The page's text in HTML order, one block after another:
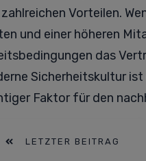
Vorteilen.
und einer höheren
das
Sicherheitskultur
Faktor für den
LETZTER BEITRAG